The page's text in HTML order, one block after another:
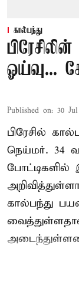
கால்பந்து
ஓய்வு...
Published on: 30
பிரேசில்
நெய்மர். 34
போட்டிகளில்
கால்பந்து